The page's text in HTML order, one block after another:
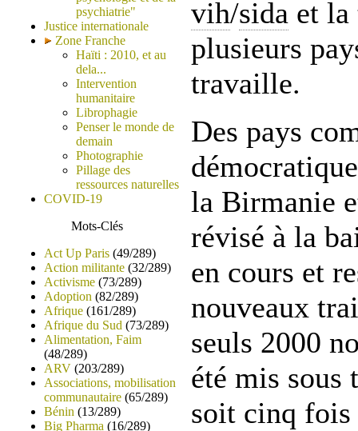
psychiatrie"
Justice internationale
Zone Franche
Haïti : 2010, et au
dela...
Intervention
humanitaire
Librophagie
Penser le monde de
demain
Photographie
Pillage des
ressources naturelles
COVID-19
Mots-Clés
Act Up Paris (49/289)
Action militante (32/289)
Activisme (73/289)
Adoption (82/289)
Afrique (161/289)
Afrique du Sud (73/289)
Alimentation, Faim
(48/289)
ARV (203/289)
Associations, mobilisation
communautaire (65/289)
Bénin (13/289)
Big Pharma (16/289)
vih/sida et la
plusieurs
travaille.
Des pays
la Birmanie
révisé à la
en cours et
nouveaux
seuls 2000
été mis sous
soit cinq fois